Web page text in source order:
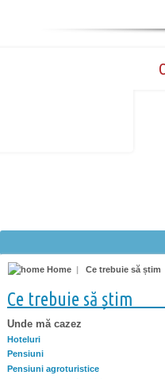
Home | Ce trebuie să știm
Ce trebuie să știm
Unde mă cazez
Hoteluri
Pensiuni
Pensiuni agroturistice